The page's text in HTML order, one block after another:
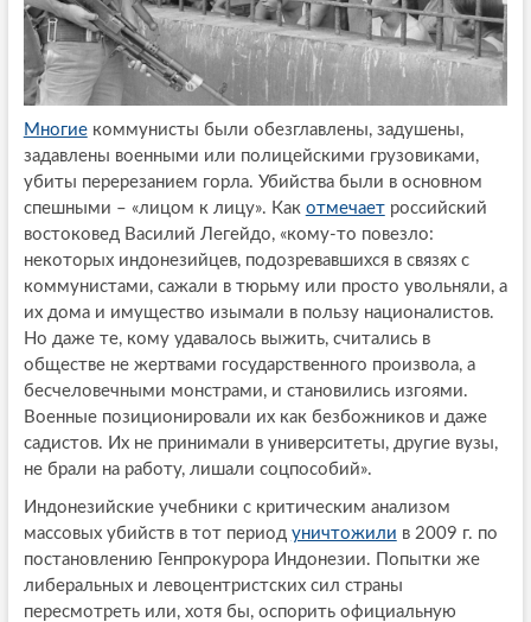
Многиекоммунисты были обезглавлены, задушены,
задавлены военными или полицейскими грузовиками,
убиты перерезанием горла. Убийства были в основном
спешными – «лицом к лицу». Как отмечаетроссийский
востоковед Василий Легейдо, «кому-то повезло:
некоторых индонезийцев, подозревавшихся в связях с
коммунистами, сажали в тюрьму или просто увольняли, а
их дома и имущество изымали в пользу националистов.
Но даже те, кому удавалось выжить, считались в
обществе не жертвами государственного произвола, а
бесчеловечными монстрами, и становились изгоями.
Военные позиционировали их как безбожников и даже
садистов. Их не принимали в университеты, другие вузы,
не брали на работу, лишали соцпособий».
Индонезийские учебники с критическим анализом
массовых убийств в тот период уничтожили в 2009 г. по
постановлению Генпрокурора Индонезии. Попытки же
либеральных и левоцентристских сил страны
пересмотреть или, хотя бы, оспорить официальную